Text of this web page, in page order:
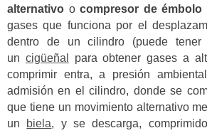
alternativo ocompresor de émbolo
gases que funciona por el
dentro de un cilindro (puede tener
un cigüeñal
para obtener gases a
comprimir entra, a presión
admisión en el cilindro, donde se
que tiene un movimiento alternativo
un biela, y se descarga,